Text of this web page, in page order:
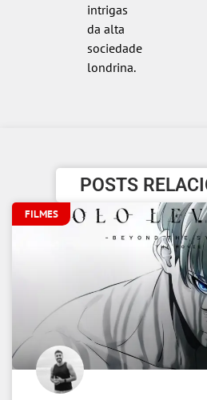
intrigas
da alta
sociedade
londrina.
POSTS
FILMES